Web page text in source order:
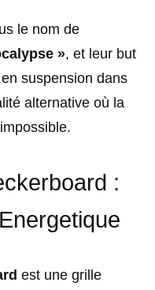
le nom de
», et leur but
suspension dans
alternative où la
:
est une grille